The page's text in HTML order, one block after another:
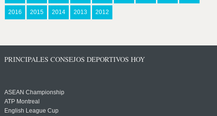
2016 2015 2014 2013 2012
PRINCIPALES CONSEJOS DEPORTIVOS HOY
ASEAN Championship
ATP Montreal
English League Cup